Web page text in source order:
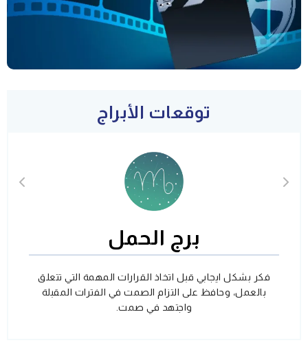
توقعات الأبراج
برج الحمل
فكر بشكل ايجابي قبل اتخاذ القرارات المهمة التي تتعلق
بالعمل، وحافظ على التزام الصمت في الفترات المقبلة
واجتهد في صمت.